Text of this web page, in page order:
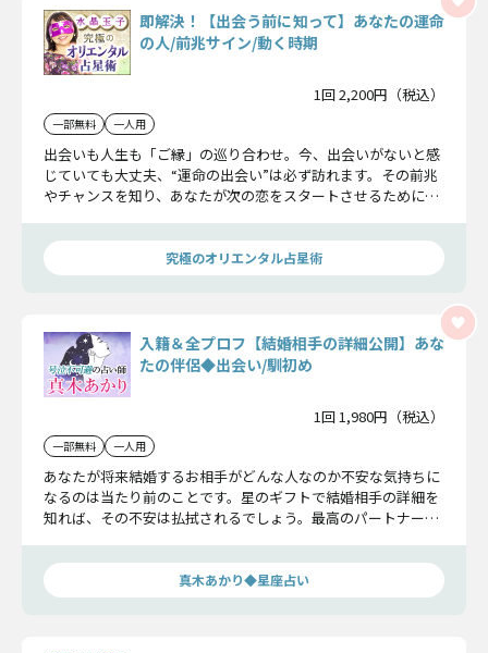
即解決！【出会う前に知って】あなたの運命
の人/前兆サイン/動く時期
1回 2,200円（税込）
一部無料 一人用
出会いも人生も「ご縁」の巡り合わせ。今、出会いがないと感
じていても大丈夫、“運命の出会い”は必ず訪れます。その前兆
やチャンスを知り、あなたが次の恋をスタートさせるために、
究極のオリエンタル占星術
入籍＆全プロフ【結婚相手の詳細公開】あな
たの伴侶◆出会い/馴初め
1回 1,980円（税込）
一部無料 一人用
あなたが将来結婚するお相手がどんな人なのか不安な気持ちに
なるのは当たり前のことです。星のギフトで結婚相手の詳細を
知れば、その不安は払拭されるでしょう。最高のパートナーと
真木あかり◆星座占い